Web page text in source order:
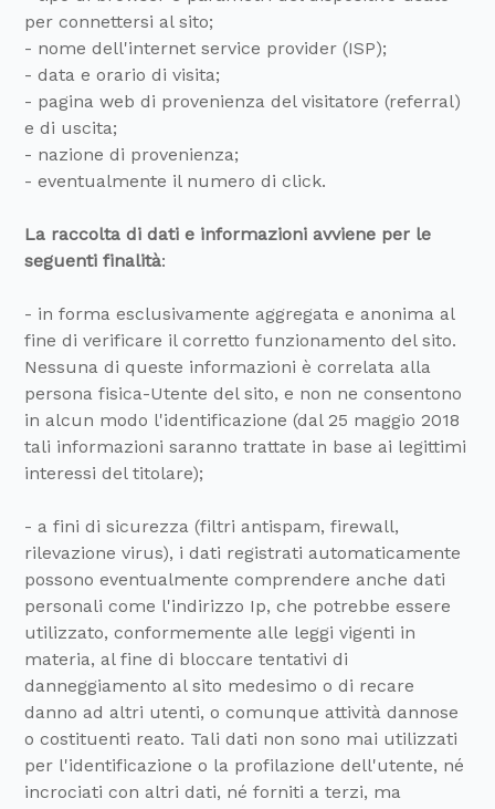
per connettersi al sito;
- nome dell'internet service provider (ISP);
- data e orario di visita;
- pagina web di provenienza del visitatore (referral)
e di uscita;
- nazione di provenienza;
- eventualmente il numero di click.
La raccolta di dati e informazioni avviene per le
seguenti finalità:
- in forma esclusivamente aggregata e anonima al
fine di verificare il corretto funzionamento del sito.
Nessuna di queste informazioni è correlata alla
persona fisica-Utente del sito, e non ne consentono
in alcun modo l'identificazione (dal 25 maggio 2018
tali informazioni saranno trattate in base ai legittimi
interessi del titolare);
- a fini di sicurezza (filtri antispam, firewall,
rilevazione virus), i dati registrati automaticamente
possono eventualmente comprendere anche dati
personali come l'indirizzo Ip, che potrebbe essere
utilizzato, conformemente alle leggi vigenti in
materia, al fine di bloccare tentativi di
danneggiamento al sito medesimo o di recare
danno ad altri utenti, o comunque attività dannose
o costituenti reato. Tali dati non sono mai utilizzati
per l'identificazione o la profilazione dell'utente, né
incrociati con altri dati, né forniti a terzi, ma